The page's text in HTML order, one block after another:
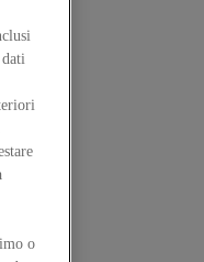
o